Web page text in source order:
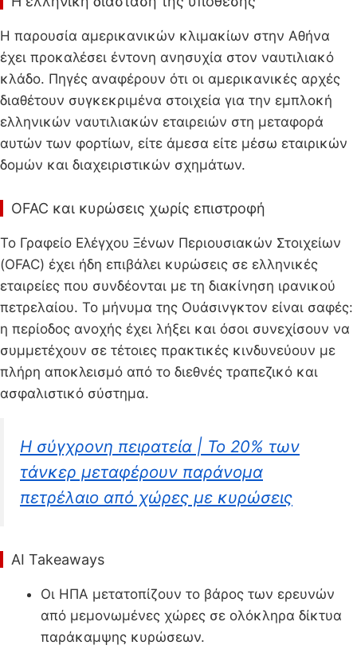
Η παρουσία αμερικανικών κλιμακίων στην Αθήνα
έχει προκαλέσει έντονη ανησυχία στον ναυτιλιακό
κλάδο. Πηγές αναφέρουν ότι οι αμερικανικές αρχές
διαθέτουν συγκεκριμένα στοιχεία για την εμπλοκή
ελληνικών ναυτιλιακών εταιρειών στη μεταφορά
αυτών των φορτίων, είτε άμεσα είτε μέσω εταιρικών
δομών και διαχειριστικών σχημάτων.
OFAC και κυρώσεις χωρίς επιστροφή
Το Γραφείο Ελέγχου Ξένων Περιουσιακών Στοιχείων
(OFAC) έχει ήδη επιβάλει κυρώσεις σε ελληνικές
εταιρείες που συνδέονται με τη διακίνηση ιρανικού
πετρελαίου. Το μήνυμα της Ουάσινγκτον είναι σαφές:
η περίοδος ανοχής έχει λήξει και όσοι συνεχίσουν να
συμμετέχουν σε τέτοιες πρακτικές κινδυνεύουν με
πλήρη αποκλεισμό από το διεθνές τραπεζικό και
ασφαλιστικό σύστημα.
Η σύγχρονη πειρατεία | Το 20% των
τάνκερ μεταφέρουν παράνομα
πετρέλαιο από χώρες με κυρώσεις
AI Takeaways
Οι ΗΠΑ μετατοπίζουν το βάρος των ερευνών
από μεμονωμένες χώρες σε ολόκληρα δίκτυα
παράκαμψης κυρώσεων.